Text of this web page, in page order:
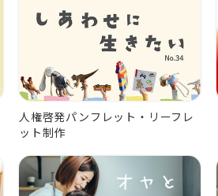
人権啓発パンフレット・リーフレ
ット制作